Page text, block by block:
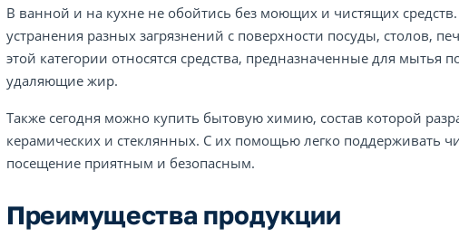
В ванной и на кухне не обойтись без моющих и чистящих
устранения разных загрязнений с поверхности посуды, столов,
этой категории относятся средства, предназначенные для мытья
удаляющие жир.
Также сегодня можно купить бытовую химию, состав которой
керамических и стеклянных. С их помощью легко поддерживать
посещение приятным и безопасным.
Преимущества продукции